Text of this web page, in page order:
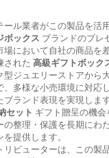
ル業者がこの製品を活
ボックス ブランドのプレ
において自社の商品を
された 高級ギフトボック
型ジュエリーストアから
、多様な小売環境に対応
ブランド表現を実現しま
セット ギフト贈呈の機
の整理・保護を長期にわ
提供します。
リビューターは、この製